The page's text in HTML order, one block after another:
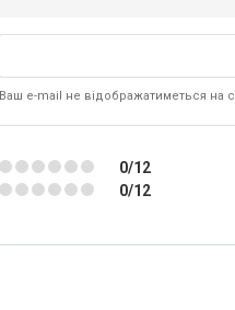
Ваш e-mail не відображатиметься на
0/12
0/12